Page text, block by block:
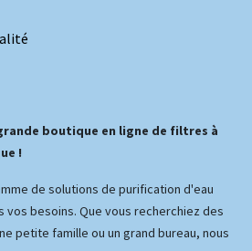
boutique en ligne de filtres à
!
de solutions de purification d'eau
vos besoins. Que vous recherchiez des
petite famille ou un grand bureau, nous